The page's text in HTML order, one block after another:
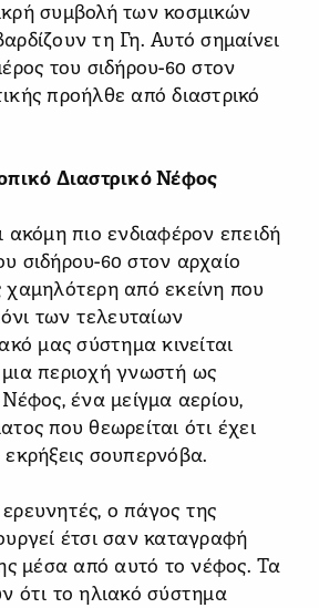
συμβολή των κοσμικών
τη Γη. Αυτό σημαίνει
του σιδήρου-60 στον
προήλθε από διαστρικό
Διαστρικό Νέφος
ακόμη πιο ενδιαφέρον επειδή
σιδήρου-60 στον αρχαίο
από εκείνη που
των τελευταίων
μας σύστημα κινείται
περιοχή γνωστή ως
ένα μείγμα αερίου,
που θεωρείται ότι έχει
σουπερνόβα.
ο πάγος της
έτσι σαν καταγραφή
μέσα από αυτό το νέφος. Τα
ότι το ηλιακό σύστημα